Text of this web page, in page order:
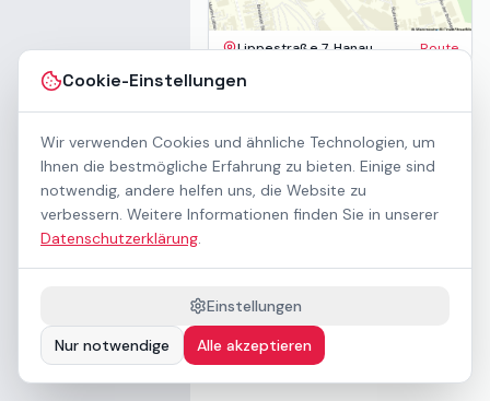
Cookie-Einstellungen
Wir verwenden Cookies und ähnliche Technologien, um
Ihnen die bestmögliche Erfahrung zu bieten. Einige sind
notwendig, andere helfen uns, die Website zu
verbessern. Weitere Informationen finden Sie in unserer
Datenschutzerklärung.
Einstellungen
Nur notwendige
Alle akzeptieren
Lippestraße 7, Hanau Route
Impressum
Barrierefreiheit
Kontakt
Mietbedingungen
Cookie-Einstellungen
Downloads
Preisliste (PDF)
Barrierefrei nach WCAG 2.1 AA